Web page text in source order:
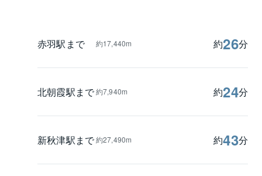
赤羽駅まで 約17,440m 約26分
北朝霞駅まで約7,940m 約24分
新秋津駅まで約27,490m 約43分